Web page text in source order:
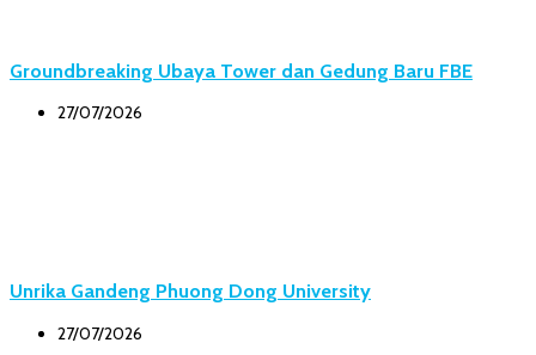
Groundbreaking Ubaya Tower dan Gedung Baru FBE
27/07/2026
Unrika Gandeng Phuong Dong University
27/07/2026